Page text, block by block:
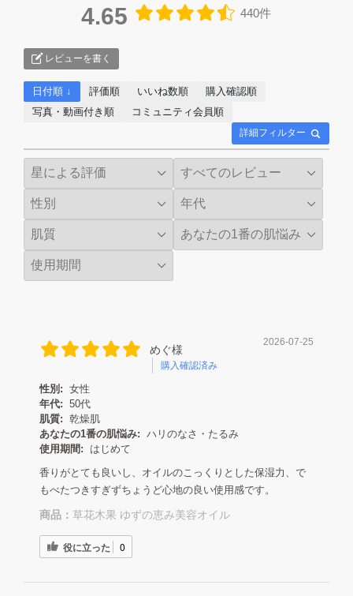
4.65 440件
レビューを書く
詳細フィルター
日付順 ↓ 評価順 いいね数順
購入確認順
写真・動画付き順
コミュニティ会員順
めぐ様
購入確認済み
2026-07-25
性別: 女性
年代: 50代
肌質: 乾燥肌
あなたの1番の肌悩み: ハリのなさ・たるみ
使用期間:
はじめて
香りがとても良いし、オイルのこっくりとした保湿力、で
もべたつきすぎずちょうど心地の良い使用感です。
商品： 草花木果 ゆずの恵み美容オイル
役に立った 0